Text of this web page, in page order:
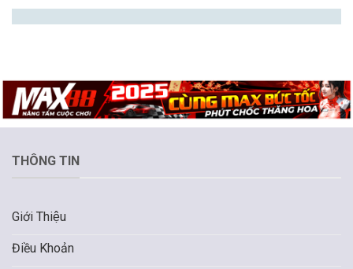
THÔNG TIN
Giới Thiệu
Điều Khoản